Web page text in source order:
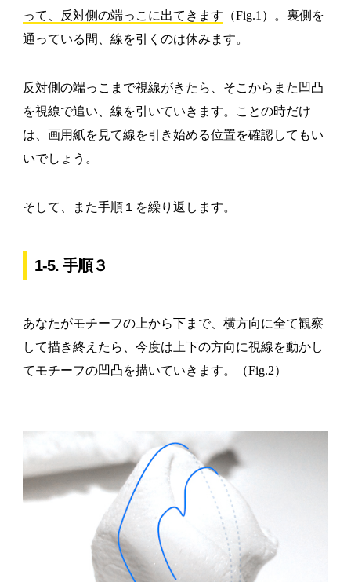
って、反対側の端っこに出てきます （Fig.1）。裏側を
通っている間、線を引くのは休みます。
反対側の端っこまで視線がきたら、そこからまた凹凸
を視線で追い、線を引いていきます。ことの時だけ
は、画用紙を見て線を引き始める位置を確認してもい
いでしょう。
そして、また手順１を繰り返します。
1-5. 手順３
あなたがモチーフの上から下まで、横方向に全て観察
して描き終えたら、今度は上下の方向に視線を動かし
てモチーフの凹凸を描いていきます。（Fig.2）